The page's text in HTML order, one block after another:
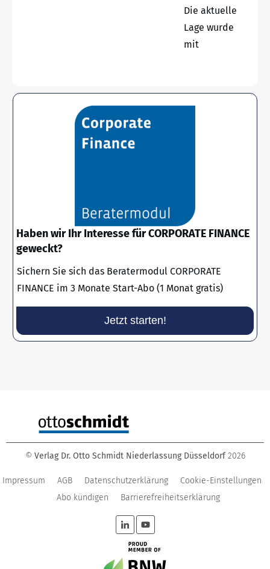
Die aktuelle
Lage wurde
mit
Haben wir Ihr Interesse für CORPORATE FINANCE
geweckt?
Sichern Sie sich das Beratermodul CORPORATE
FINANCE im 3 Monate Start-Abo (1 Monat gratis)
Jetzt starten!
© Verlag Dr. Otto Schmidt Niederlassung Düsseldorf 2026
Impressum AGB Datenschutzerklärung
Cookie-Einstellungen
Abo kündigen
Barrierefreiheitserklärung